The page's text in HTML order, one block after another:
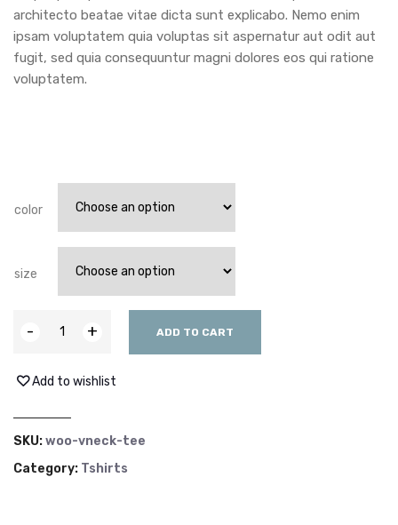
architecto beatae vitae dicta sunt explicabo. Nemo enim
ipsam voluptatem quia voluptas sit aspernatur aut odit aut
fugit, sed quia consequuntur magni dolores eos qui ratione
voluptatem.
color
size
- + ADD TO CART
Add to wishlist
SKU:woo-vneck-tee
Category: Tshirts